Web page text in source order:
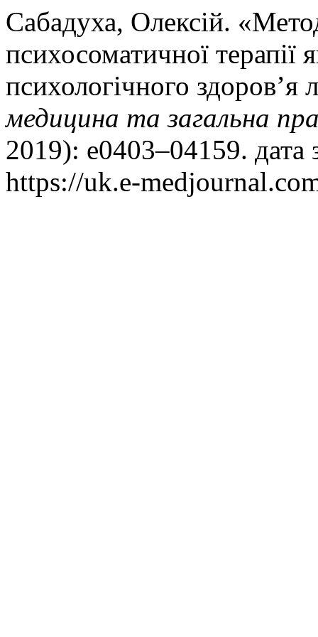
Сабадуха, Олексій.
психосоматичної терапії
психологічного
медицина та загальна
2019): e0403–04159. дата
https://uk.e-